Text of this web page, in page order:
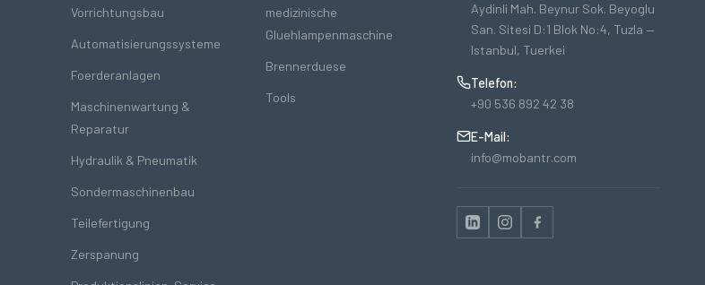
Vorrichtungsbau
Automatisierungssysteme
Foerderanlagen
Maschinenwartung &
Reparatur
Hydraulik & Pneumatik
Sondermaschinenbau
Teilefertigung
Zerspanung
medizinische
Gluehlampenmaschine
Brennerduese
Tools
Aydinli Mah. Beynur Sok. Beyoglu
San. Sitesi D:1 Blok No:4, Tuzla —
Istanbul, Tuerkei
Telefon:
+90 536 892 42 38
E-Mail:
info@mobantr.com